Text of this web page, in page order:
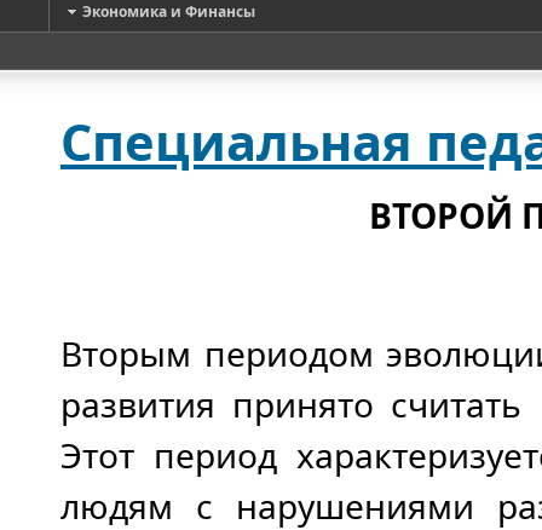
Экономика и Финансы
Специальная
ВТОРОЙ
Вторым периодом
развития принято
Этот период
людям с нарушениями